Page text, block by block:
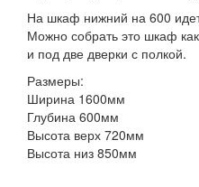
На шкаф нижний на 600
Можно собрать это шкаф
и под две дверки с полкой.
Размеры:
Ширина 1600мм
Глубина 600мм
Высота верх 720мм
Высота низ 850мм